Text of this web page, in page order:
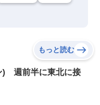
もっと読む
) 週前半に東北に接